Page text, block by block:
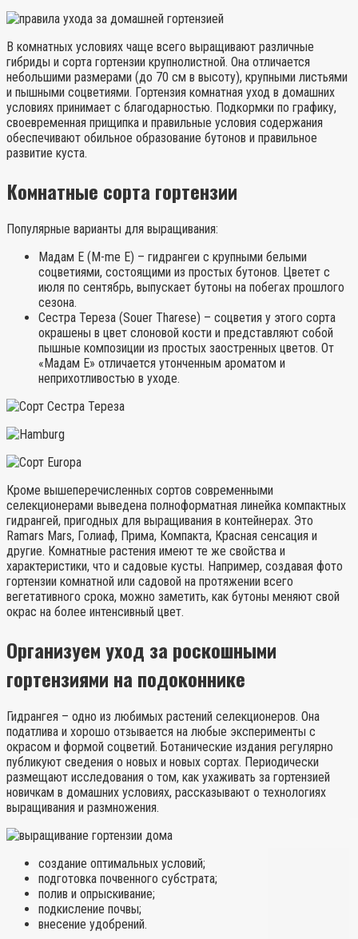
В комнатных условиях чаще всего выращивают различные
гибриды и сорта гортензии крупнолистной. Она отличается
небольшими размерами (до 70 см в высоту), крупными листьями
и пышными соцветиями. Гортензия комнатная уход в домашних
условиях принимает с благодарностью. Подкормки по графику,
своевременная прищипка и правильные условия содержания
обеспечивают обильное образование бутонов и правильное
развитие куста.
Комнатные сорта гортензии
Популярные варианты для выращивания:
Мадам Е (M-me E) – гидрангеи с крупными белыми
соцветиями, состоящими из простых бутонов. Цветет с
июля по сентябрь, выпускает бутоны на побегах прошлого
сезона.
Сестра Тереза (Souer Tharese) – соцветия у этого сорта
окрашены в цвет слоновой кости и представляют собой
пышные композиции из простых заостренных цветов. От
«Мадам Е» отличается утонченным ароматом и
неприхотливостью в уходе.
Кроме вышеперечисленных сортов современными
селекционерами выведена полноформатная линейка компактных
гидрангей, пригодных для выращивания в контейнерах. Это
Ramars Mars, Голиаф, Прима, Компакта, Красная сенсация и
другие. Комнатные растения имеют те же свойства и
характеристики, что и садовые кусты. Например, создавая фото
гортензии комнатной или садовой на протяжении всего
вегетативного срока, можно заметить, как бутоны меняют свой
окрас на более интенсивный цвет.
Организуем уход за роскошными
гортензиями на подоконнике
Гидрангея – одно из любимых растений селекционеров. Она
податлива и хорошо отзывается на любые эксперименты с
окрасом и формой соцветий. Ботанические издания регулярно
публикуют сведения о новых и новых сортах. Периодически
размещают исследования о том, как ухаживать за гортензией
новичкам в домашних условиях, рассказывают о технологиях
выращивания и размножения.
создание оптимальных условий;
подготовка почвенного субстрата;
полив и опрыскивание;
подкисление почвы;
внесение удобрений.